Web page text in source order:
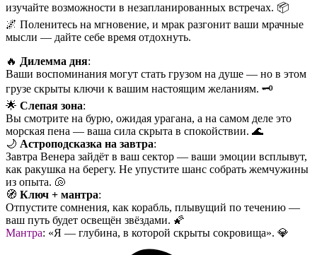
изучайте возможности в незапланированных встречах. 📦
🌌 Поленитесь на мгновение, и мрак разгонит ваши мрачные
мысли — дайте себе время отдохнуть.
🔥 Дилемма дня:
Ваши воспоминания могут стать грузом на душе — но в этом
грузе скрыты ключи к вашим настоящим желаниям. 🗝️
🌟 Слепая зона:
Вы смотрите на бурю, ожидая урагана, а на самом деле это
морская пена — ваша сила скрыта в спокойствии. 🌊
🌙 Астроподсказка на завтра:
Завтра Венера зайдёт в ваш сектор — ваши эмоции всплывут,
как ракушка на берегу. Не упустите шанс собрать жемчужины
из опыта. 🐚
🧭 Ключ + мантра:
Отпустите сомнения, как корабль, плывущий по течению —
ваш путь будет освещён звёздами. 🌠
Мантра: «Я — глубина, в которой скрыты сокровища». 💎